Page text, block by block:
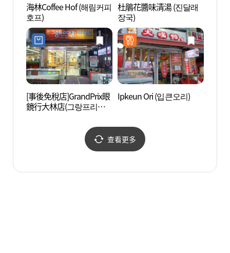
海林Coffee Hof (해림커피
호프)
杜鵑花醬味清湯 (진달래
장국)
[事後免稅店]GrandPrix眼
鏡行大林店(그랑프리안
Ipkeun Ori (입큰오리)
查看更多